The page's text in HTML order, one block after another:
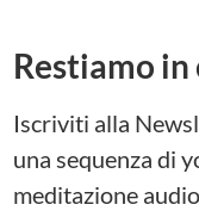
Restiamo
Iscriviti alla
una sequenza di
meditazione